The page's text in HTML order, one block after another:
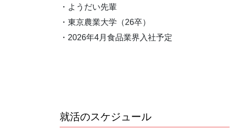
・ようだい先輩
・東京農業大学（26卒）
・2026年4月食品業界入社予定
就活のスケジュール